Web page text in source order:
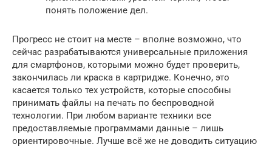
понять положение дел.
Прогресс не стоит на месте – вполне возможно, что
сейчас разрабатываются универсальные приложения
для смартфонов, которыми можно будет проверить,
закончилась ли краска в картридже. Конечно, это
касается только тех устройств, которые способны
принимать файлы на печать по беспроводной
технологии. При любом варианте техники все
предоставляемые программами данные – лишь
ориентировочные. Лучше всё же не доводить ситуацию